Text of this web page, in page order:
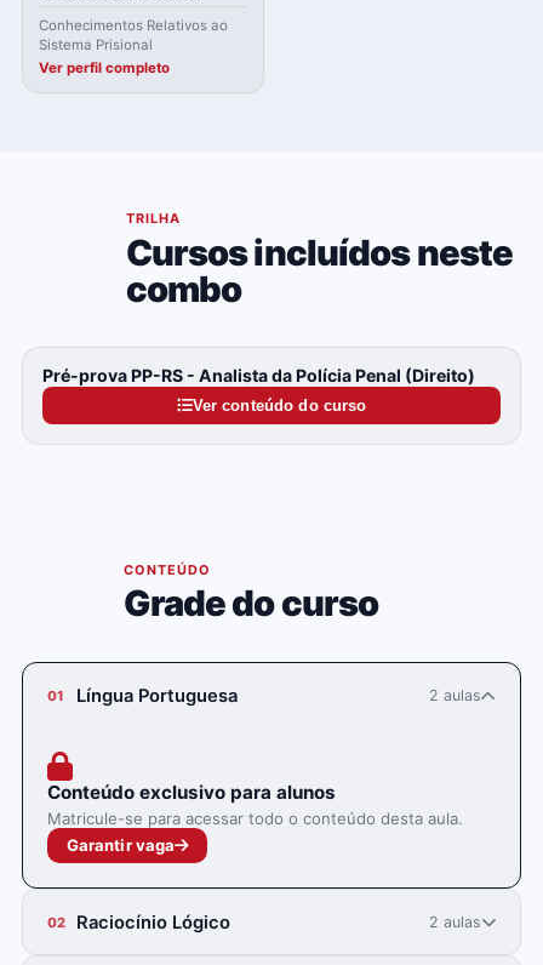
Conhecimentos Relativos ao
Sistema Prisional
Ver perfil completo
TRILHA
Cursos incluídos neste
combo
Pré-prova PP-RS - Analista da Polícia Penal (Direito)
Ver conteúdo do curso
CONTEÚDO
Grade do curso
01 Língua Portuguesa 2 aulas
Conteúdo exclusivo para alunos
Matricule-se para acessar todo o conteúdo desta aula.
Garantir vaga
02 Raciocínio Lógico 2 aulas